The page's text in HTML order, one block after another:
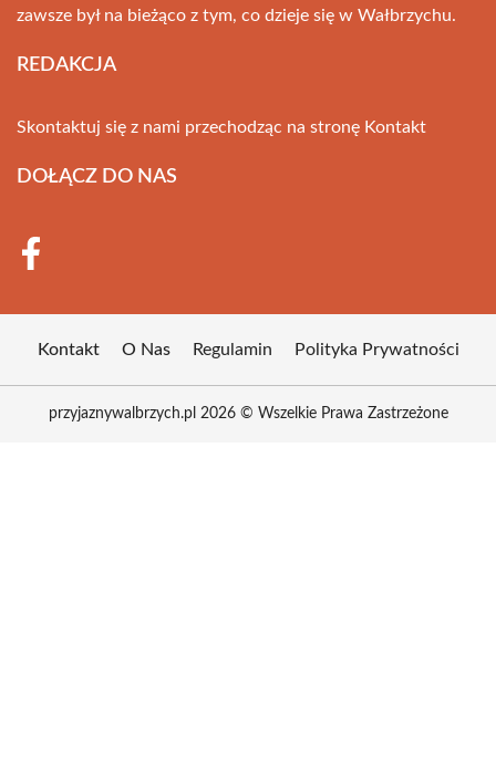
zawsze był na bieżąco z tym, co dzieje się w Wałbrzychu.
REDAKCJA
Skontaktuj się z nami przechodząc na stronę Kontakt
DOŁĄCZ DO NAS
Kontakt O Nas Regulamin Polityka Prywatności
przyjaznywalbrzych.pl 2026 © Wszelkie Prawa Zastrzeżone